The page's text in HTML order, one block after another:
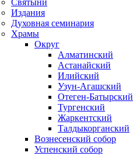
Издания
Духовная семинария
Храмы
Округ
Алматинский
Астанайский
Илийский
Узун-Агашский
Отеген-Батырский
Тургенский
Жаркентский
Талдыкорганский
Вознесенский собор
Успенский собор